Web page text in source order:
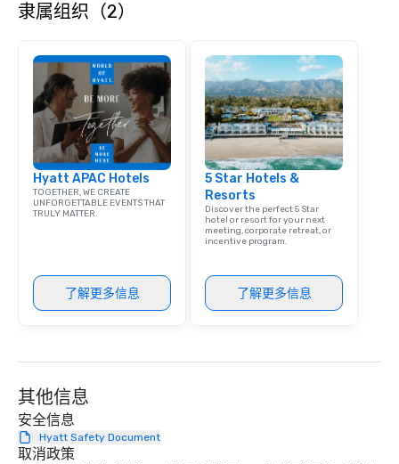
individually packaged
Favorites" can also
office, hotel or
隶属组织（2）
Hyatt APAC Hotels
TOGETHER, WE CREATE
UNFORGETTABLE EVENTS THAT
TRULY MATTER.
了解更多信息
5 Star Hotels &
Resorts
Discover the perfect 5 Star
hotel or resort for your next
meeting, corporate retreat, or
incentive program.
了解更多信息
其他信息
安全信息
Hyatt Safety Document
取消政策